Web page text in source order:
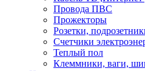
Провода ПВС
Прожекторы
Розетки,
Счетчики
Теплый пол
Клеммники, ваги,